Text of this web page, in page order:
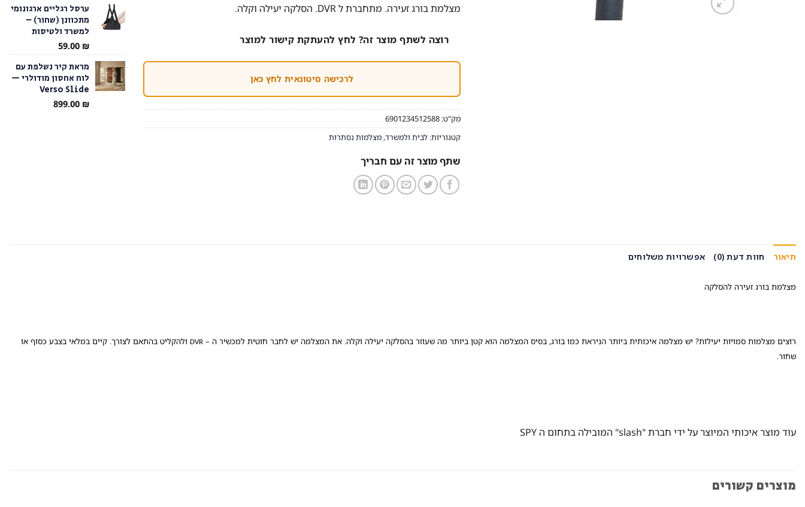
מצלמת בורג זעירה. מתחברת ל DVR. הסלקה יעילה וקלה.
רוצה לשתף מוצר זה? לחץ להעתקת קישור למוצר
לרכישה סיטונאית לחץ כאן
מק"ט: 6901234512588
קטגוריות: לבית ולמשרד, מצלמות נסתרות
שתף מוצר זה עם חבריך
ערסל רגליים ארגונומי
מתכוונן (שחור) –
למשרד ולטיסות
59.00 ₪
מראת קיר נשלפת עם
לוח אחסון מודולרי —
Verso Slide
899.00 ₪
תיאור חוות דעת (0) אפשרויות משלוחים
מצלמת בורג זעירה להסלקה
רוצים מצלמות סמויות יעילות? יש מצלמה איכותית ביותר הניראת כמו בורג, בסיס המצלמה הוא קטן ביותר מה שעוזר בהסלקה יעילה וקלה. את המצלמה יש לחבר חוטית למכשיר ה – DVR ולהקליט בהתאם לצורך. קיים במלאי בצבע כסוף או
שחור.
עוד מוצר איכותי המיוצר על ידי חברת "slash" המובילה בתחום ה SPY
מוצרים קשורים